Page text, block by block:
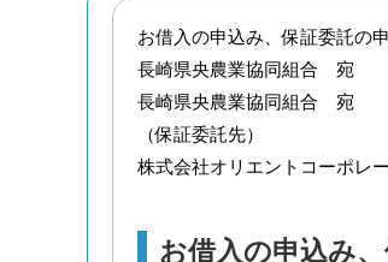
お借入の申込み、保証委託の
長崎県央農業協同組合 宛
長崎県央農業協同組合 宛
（保証委託先）
株式会社オリエントコーポレ
お借入の申込み